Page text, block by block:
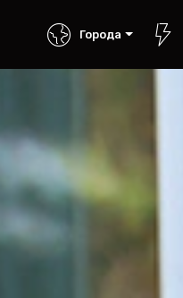
Города